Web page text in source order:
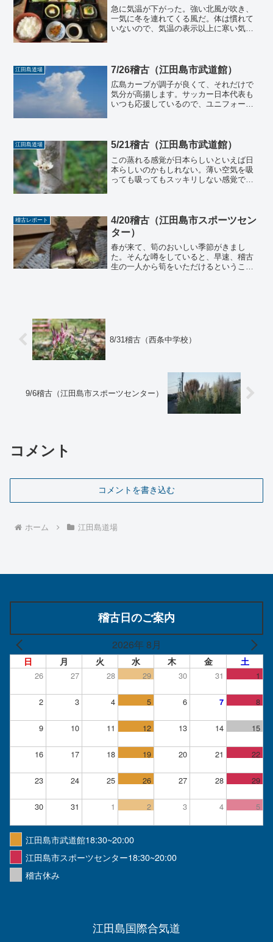
急に気温が下がった。強い北風が吹き、
一気に冬を連れてくる風だ。体は慣れて
いないので、気温の表示以上に寒い気が
って、給湯器のスイッチを...
江田島道場 7/26稽古（江田島市武道館）
広島カープが調子が良くて、それだけで
気分が高揚します。サッカー日本代表も
いつも応援しているので、ユニフォーム
れが強いです。高校野球を...
江田島道場 5/21稽古（江田島市武道館）
この蒸れる感覚が日本らしいといえば日
本らしいのかもしれない。薄い空気を吸
っても吸ってもスッキリしない感覚で、
きだ。楽しい時間はすぐに...
稽古レポート
4/20稽古（江田島市スポーツセン
ター）
春が来て、筍のおいしい季節がきまし
た。そんな噂をしていると、早速、稽古
生の一人から筍をいただけるということ
8/31稽古（西条中学校）
9/6稽古（江田島市スポーツセンター）
コメント
コメントを書き込む
ホーム 江田島道場
稽古日のご案内
2026年 8月
日 月 火 水 木 金 土
26 27 28 29 30 31 1
2 3 4 5 6 7 8
9 10 11 12 13 14 15
16 17 18 19 20 21 22
23 24 25 26 27 28 29
30 31 1 2 3 4 5
江田島市武道館18:30~20:00
江田島市スポーツセンター18:30~20:00
稽古休み
江田島国際合気道